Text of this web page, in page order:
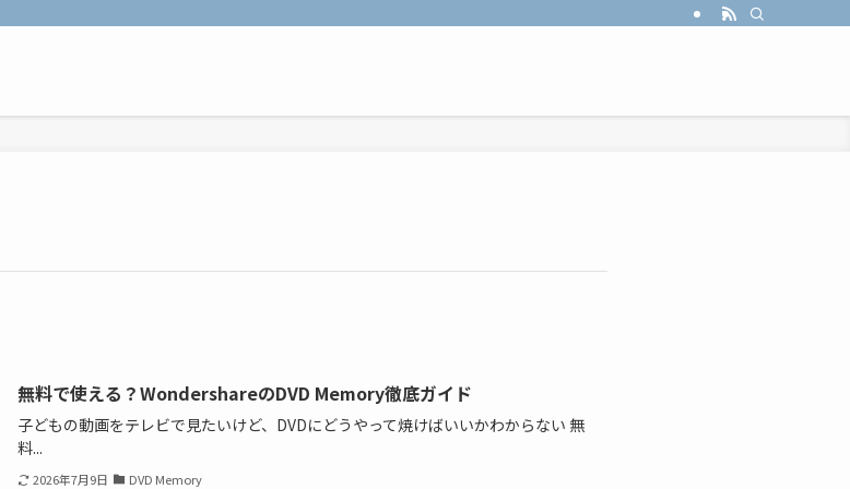
無料で使える？WondershareのDVD Memory徹底ガイド
子どもの動画をテレビで見たいけど、DVDにどうやって焼けばいいかわからない 無
料...
2026年7月9日 DVD Memory